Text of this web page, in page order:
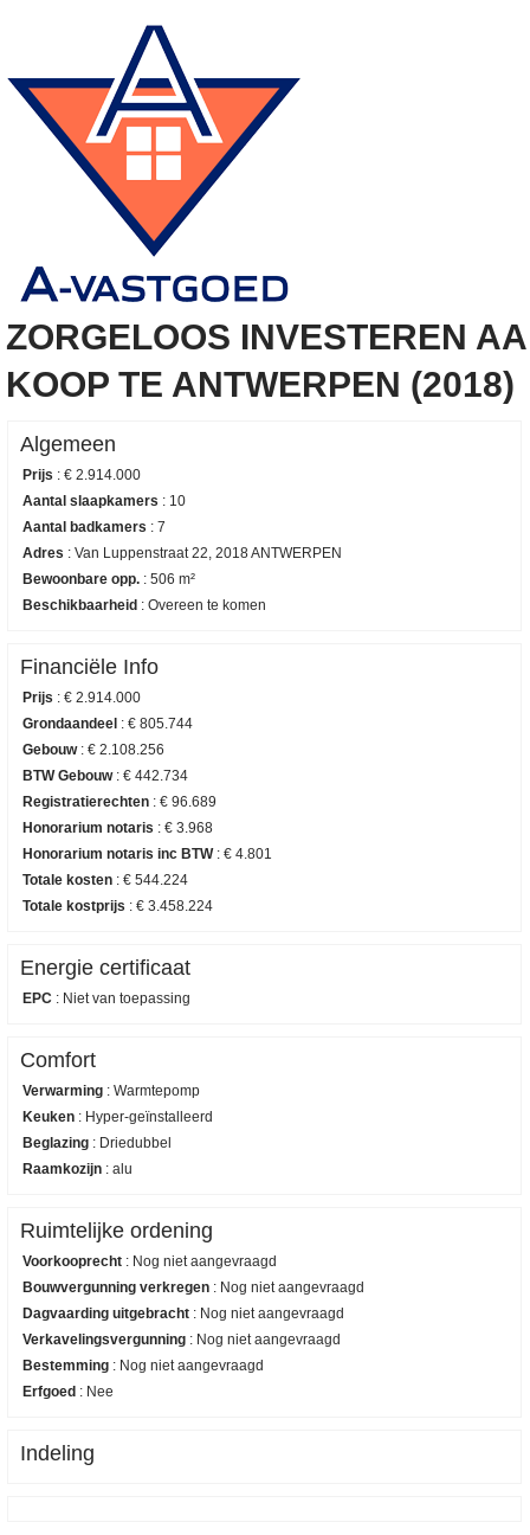
ZORGELOOS INVESTEREN
KOOP TE ANTWERPEN (2018)
Algemeen
Prijs : € 2.914.000
Aantal slaapkamers : 10
Aantal badkamers : 7
Adres : Van Luppenstraat 22, 2018 ANTWERPEN
Bewoonbare opp. : 506 m²
Beschikbaarheid : Overeen te komen
Financiële Info
Prijs : € 2.914.000
Grondaandeel : € 805.744
Gebouw : € 2.108.256
BTW Gebouw : € 442.734
Registratierechten : € 96.689
Honorarium notaris : € 3.968
Honorarium notaris inc BTW : € 4.801
Totale kosten : € 544.224
Totale kostprijs : € 3.458.224
Energie certificaat
EPC : Niet van toepassing
Comfort
Verwarming : Warmtepomp
Keuken : Hyper-geïnstalleerd
Beglazing : Driedubbel
Raamkozijn : alu
Ruimtelijke ordening
Voorkooprecht : Nog niet aangevraagd
Bouwvergunning verkregen : Nog niet aangevraagd
Dagvaarding uitgebracht : Nog niet aangevraagd
Verkavelingsvergunning : Nog niet aangevraagd
Bestemming : Nog niet aangevraagd
Erfgoed : Nee
Indeling